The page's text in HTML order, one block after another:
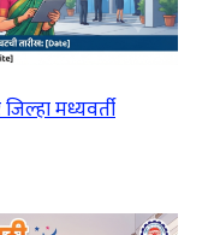
मध्यवर्ती